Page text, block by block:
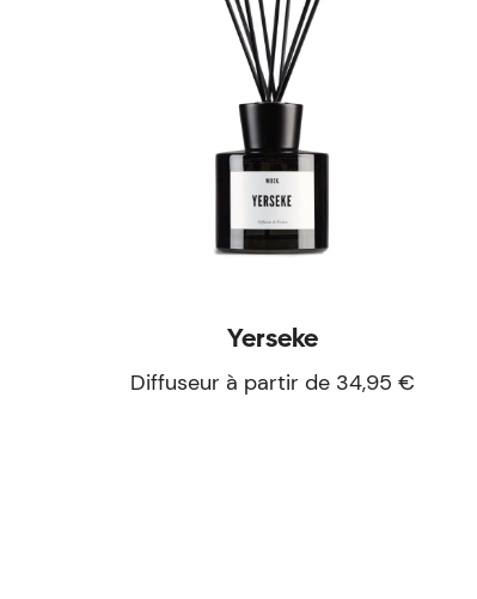
Yerseke
Diffuseur à partir de 34,95 €